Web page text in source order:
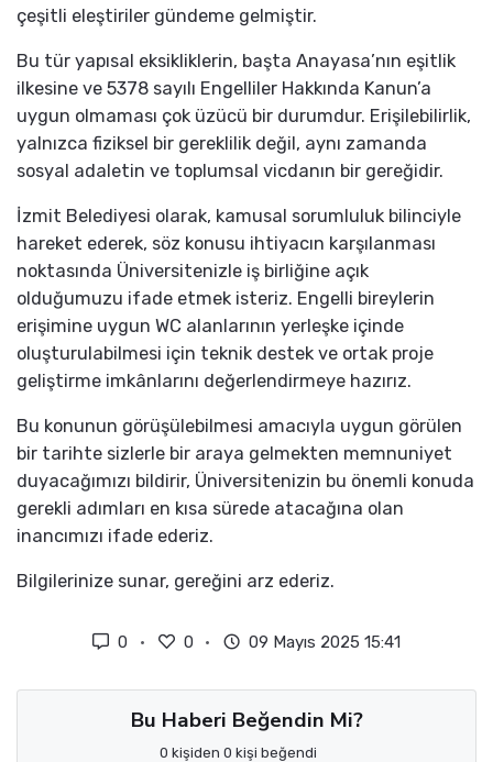
çeşitli eleştiriler gündeme gelmiştir.
Bu tür yapısal eksikliklerin, başta Anayasa’nın eşitlik
ilkesine ve 5378 sayılı Engelliler Hakkında Kanun’a
uygun olmaması çok üzücü bir durumdur. Erişilebilirlik,
yalnızca fiziksel bir gereklilik değil, aynı zamanda
sosyal adaletin ve toplumsal vicdanın bir gereğidir.
İzmit Belediyesi olarak, kamusal sorumluluk bilinciyle
hareket ederek, söz konusu ihtiyacın karşılanması
noktasında Üniversitenizle iş birliğine açık
olduğumuzu ifade etmek isteriz. Engelli bireylerin
erişimine uygun WC alanlarının yerleşke içinde
oluşturulabilmesi için teknik destek ve ortak proje
geliştirme imkânlarını değerlendirmeye hazırız.
Bu konunun görüşülebilmesi amacıyla uygun görülen
bir tarihte sizlerle bir araya gelmekten memnuniyet
duyacağımızı bildirir, Üniversitenizin bu önemli konuda
gerekli adımları en kısa sürede atacağına olan
inancımızı ifade ederiz.
Bilgilerinize sunar, gereğini arz ederiz.
0 0 09 Mayıs 2025 15:41
Bu Haberi Beğendin Mi?
0 kişiden 0 kişi beğendi